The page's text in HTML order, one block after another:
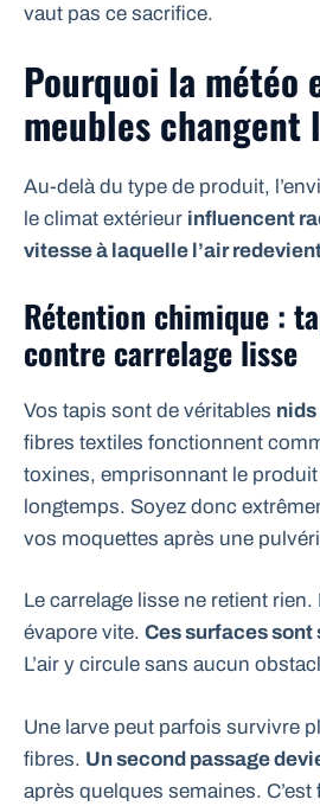
vaut pas ce sacrifice.
Pourquoi la météo
meubles changent
Au-delà du type de produit,
le climat extérieur influencent
vitesse à laquelle l’air
Rétention chimique :
contre carrelage lisse
Vos tapis sont de véritables
fibres textiles fonctionnent
toxines, emprisonnant le
longtemps. Soyez donc
vos moquettes après une
Le carrelage lisse ne retient rien.
évapore vite. Ces surfaces
L’air y circule sans aucun
Une larve peut parfois survivre
fibres. Un second passage
après quelques semaines.